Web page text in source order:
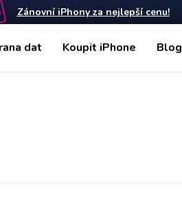
Zánovní iPhony za nejlepší cenu!
dat Koupit iPhone Blog